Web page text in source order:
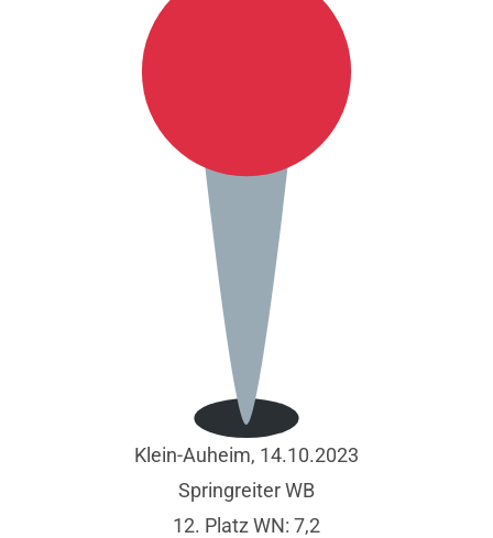
Klein-Auheim, 14.10.2023
Springreiter WB
12. Platz WN: 7,2